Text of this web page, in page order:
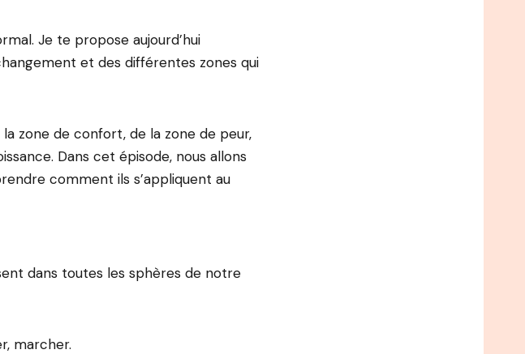
Je te propose aujourd’hui
et des différentes zones qui
zone de confort, de la zone de peur,
Dans cet épisode, nous allons
comment ils s’appliquent au
dans toutes les sphères de notre
marcher.